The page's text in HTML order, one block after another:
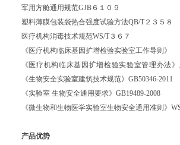
军用方舱通用规范GJB６１０９
塑料薄膜包装袋热合强度试验方法QB/T２３５８
医疗机构消毒技术规范WS/T３６７
《医疗机构临床基因扩增检验实验室工作导则》
《医疗机构临床基因扩增检验实验室管理办法
《生物安全实验室建筑技术规范》GB50346-2011
《实验室 生物安全通用要求》GB19489-2008
《微生物和生物医学实验室生物安全通用准则》
产品优势